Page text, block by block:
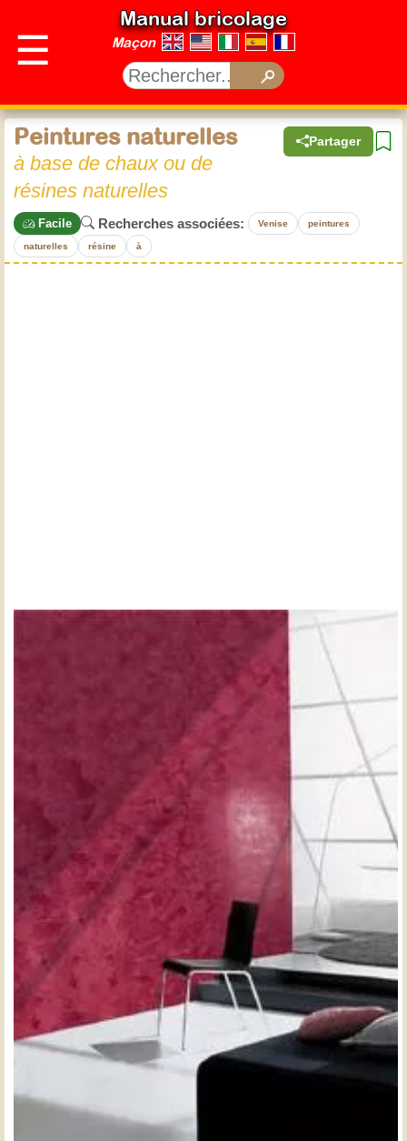
☰
Manual bricolage
Maçon
Partager
Peintures naturelles
à base de chaux ou de
résines naturelles
Facile Recherches associées: Venise peintures
naturelles résine à